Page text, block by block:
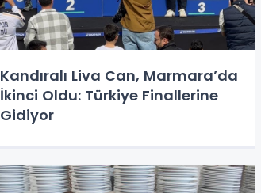
Kandıralı Liva Can, Marmara’da
İkinci Oldu: Türkiye Finallerine
Gidiyor